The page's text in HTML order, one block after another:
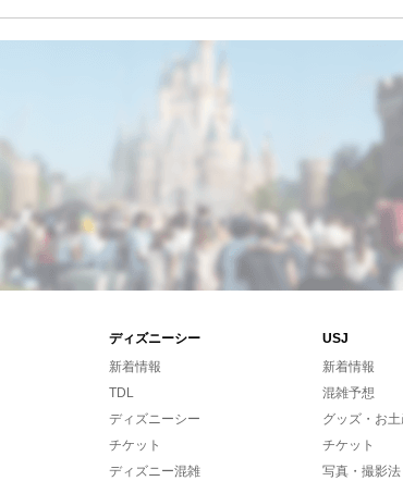
ディズニーシー
USJ
新着情報
TDL
ディズニーシー
チケット
ディズニー混雑
新着情報
混雑予想
グッズ・お
チケット
写真・撮影法